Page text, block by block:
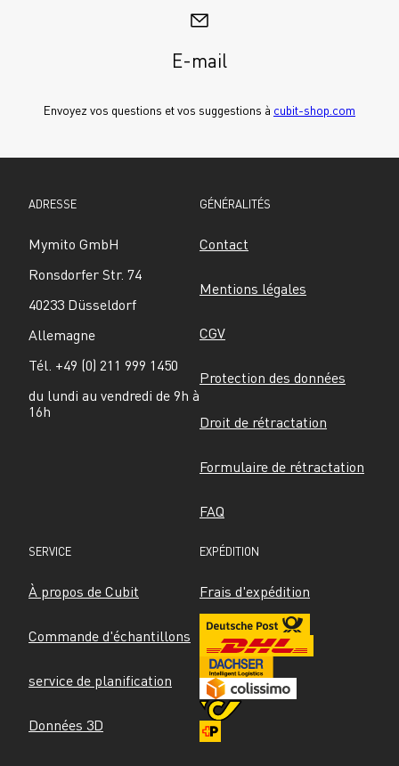
E-mail
Envoyez vos questions et vos suggestions à cubit-shop.com
ADRESSE
Mymito GmbH
Ronsdorfer Str. 74
40233 Düsseldorf
Allemagne
Tél. +49 (0) 211 999 1450
du lundi au vendredi de 9h à
16h
GÉNÉRALITÉS
Contact
Mentions légales
CGV
Protection des données
Droit de rétractation
Formulaire de rétractation
FAQ
SERVICE
À propos de Cubit
Commande d'échantillons
service de planification
Données 3D
EXPÉDITION
Frais d'expédition